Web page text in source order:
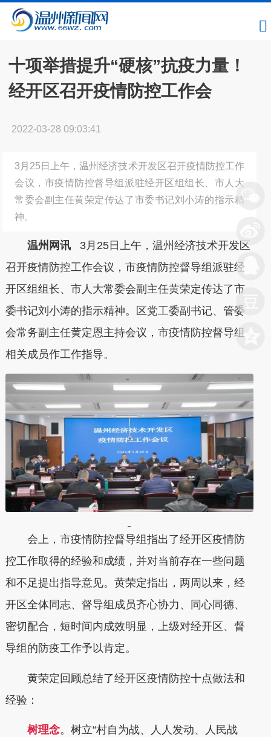
十项举措提升“硬核”抗疫力量！
经开区召开疫情防控工作会
2022-03-28 09:03:41
3月25日上午，温州经济技术开发区召开疫情防控工作
会议，市疫情防控督导组派驻经开区组组长、市人大
常委会副主任黄荣定传达了市委书记刘小涛的指示精
神。
温州网讯3月25日上午，温州经济技术开发区
召开疫情防控工作会议，市疫情防控督导组派驻经
开区组组长、市人大常委会副主任黄荣定传达了市
委书记刘小涛的指示精神。区党工委副书记、管委
会常务副主任黄定恩主持会议，市疫情防控督导组
相关成员作工作指导。
会上，市疫情防控督导组指出了经开区疫情防
控工作取得的经验和成绩，并对当前存在一些问题
和不足提出指导意见。黄荣定指出，两周以来，经
开区全体同志、督导组成员齐心协力、同心同德、
密切配合，短时间内成效明显，上级对经开区、督
导组的防疫工作予以肯定。
黄荣定回顾总结了经开区疫情防控十点做法和
经验：
树理念。树立“村自为战、人人发动、人民战